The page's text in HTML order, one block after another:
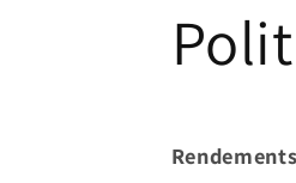
Rendements